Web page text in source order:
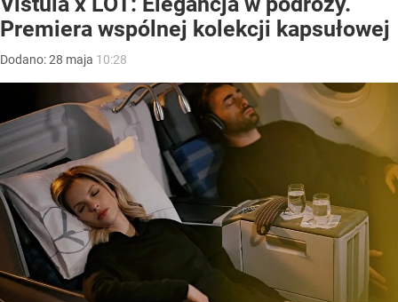
Premiera wspólnej kolekcji kapsułowej
Dodano:28 maja 10:28